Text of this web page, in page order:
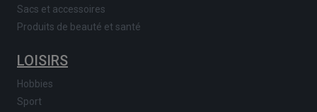
Sacs et accessoires
Produits de beauté et santé
LOISIRS
Hobbies
Sport